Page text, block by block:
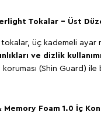
Tokalar – Üst
üç kademeli ayar
ve dizlik kullanımı
(Shin Guard) ile
Memory Foam 1.0 İç